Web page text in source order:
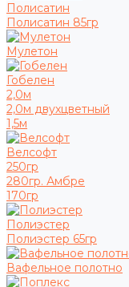
Полисатин
Полисатин 85гр
Мулетон
Гобелен
2,0м
2,0м двухцветный
1,5м
Велсофт
250гр
280гр. Амбре
170гр
Полиэстер
Полиэстер 65гр
Вафельное полотно